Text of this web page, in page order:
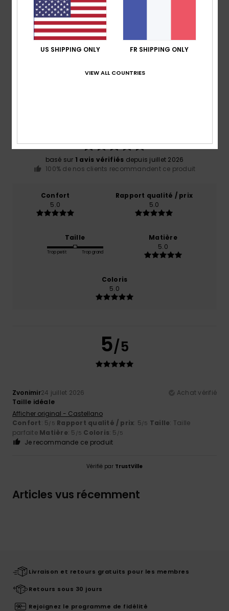
Livraison & Retours
basé sur 1 avis vérifiés depuis juillet 2026
100% de nos clients recommandent ce produit
Confort
5.0
Rapport qualité / prix
5.0
Taille
Trop petit Trop grand
Matière
5.0
Coloris
5.0
5/5
Zvonimir24 juillet 2026
Achat vérifié
Taille idéale
Afficher original - Castellano
Confort: 5/5 Rapport qualité / prix: 5/5 Taille: Taille
parfaite Matière: 5 /5 Coloris: 5 /5
Je recommande ce produit
Vérifié par TrustVille
Articles vus récemment
Livraison et retours gratuits pour les membres
Retours sous 30 jours
Rejoignez le programme de fidélité
US SHIPPING ONLY FR SHIPPING ONLY
VIEW ALL COUNTRIES